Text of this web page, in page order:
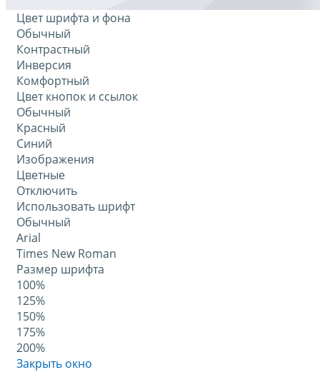
Цвет шрифта и фона
Обычный
Контрастный
Инверсия
Комфортный
Цвет кнопок и ссылок
Обычный
Красный
Синий
Изображения
Цветные
Отключить
Использовать шрифт
Обычный
Arial
Times New Roman
Размер шрифта
100%
125%
150%
175%
200%
Закрыть окно